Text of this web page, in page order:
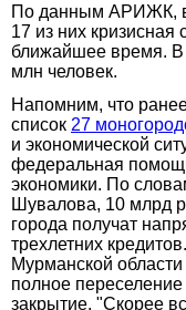
По данным АРИЖК, в
17 из них кризисная
ближайшее время. В
млн человек.
Напомним, что
список 27
и экономической
федеральная
экономики. По
Шувалова, 10 млрд
города получат
трехлетних
Мурманской области
полное
закрытие. "Скорее